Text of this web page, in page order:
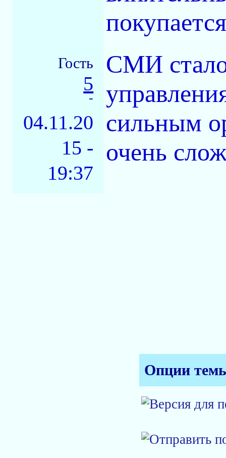
Гость
5
-
04.11.20
15 -
19:37
СМИ
сильным
очень
Опции